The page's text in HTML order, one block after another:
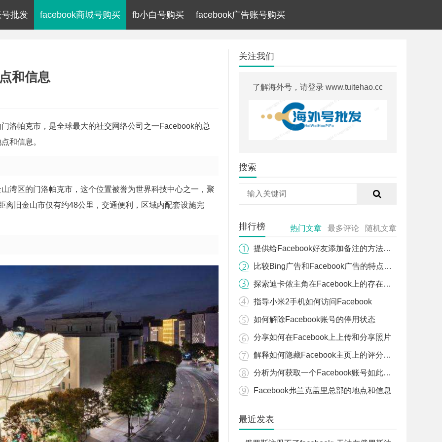
批发 facebook商城号购买 fb小白号购买 facebook广告账号购买
和信息
洛帕克市，是全球最大的社交网络公司之一Facebook的总
和信息。
湾区的门洛帕克市，这个位置被誉为世界科技中心之一，聚
离旧金山市仅有约48公里，交通便利，区域内配套设施完
关注我们
了解海外号，请登录 www.tuitehao.cc
搜索
排行榜 热门文章 最多评论 随机文章
提供给Facebook好友添加备注的方法和步骤
比较Bing广告和Facebook广告的特点与优劣
探索迪卡侬主角在Facebook上的存在和活动
指导小米2手机如何访问Facebook
如何解除Facebook账号的停用状态
分享如何在Facebook上上传和分享照片
解释如何隐藏Facebook主页上的评分和评论
分析为何获取一个Facebook账号如此困难
Facebook弗兰克盖里总部的地点和信息
最近发表